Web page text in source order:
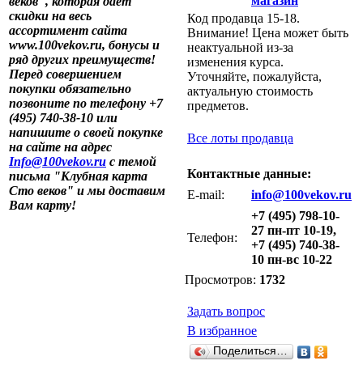
скидки на весь
ассортимент сайта
www.100vekov.ru, бонусы и
ряд других преимуществ!
Перед совершением
покупки обязательно
позвоните по телефону +7
(495) 740-38-10 или
напишите о своей покупке
на сайте на адрес
Info@100vekov.ru с темой
письма "Клубная карта
Сто веков" и мы доставим
Вам карту!
Код продавца 15-18.
Внимание! Цена может быть
неактуальной из-за
изменения курса.
Уточняйте, пожалуйста,
актуальную стоимость
предметов.
Все лоты продавца
Контактные данные:
E-mail:
info@100vekov.ru
Телефон:
+7 (495) 798-10-
27 пн-пт 10-19,
+7 (495) 740-38-
10 пн-вс 10-22
Просмотров: 1732
Задать вопрос
В избранное
Поделиться…